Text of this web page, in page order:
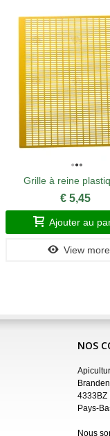
Grille à reine
€ 5,45
Ajouter au
View more
NOS
4333BZ
Pays-
Nous